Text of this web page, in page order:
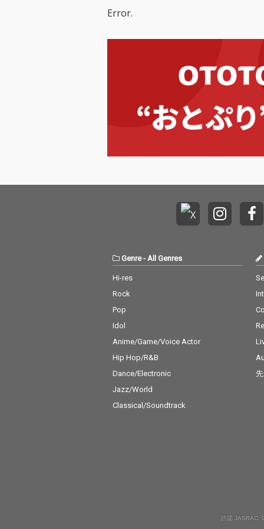
Error.
Genre- All Genres
Hi-res
Rock
Pop
Idol
Anime/Game/Voice Actor
Hip Hop/R&B
Dance/Electronic
Jazz/World
Classical/Soundtrack
許諾 JASRAC: